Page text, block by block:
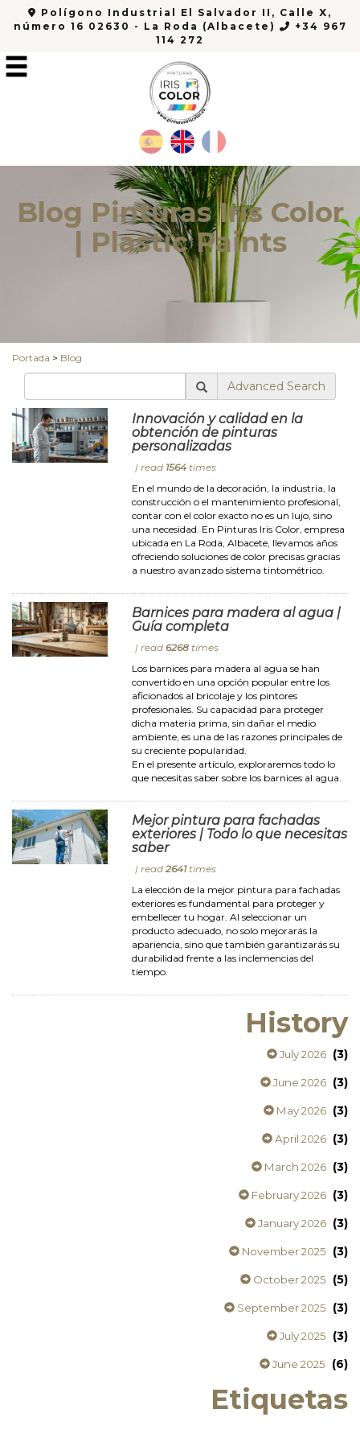
Polígono Industrial El Salvador II, Calle X,
número 16 02630 - La Roda (Albacete)
+34 967
114 272
Blog Pinturas Iris Color
| Plastic Paints
Portada > Blog
Advanced Search
Innovación y calidad en la
obtención de pinturas
personalizadas
| read 1564 times
En el mundo de la decoración, la industria, la
construcción o el mantenimiento profesional,
contar con el color exacto no es un lujo, sino
una necesidad. En Pinturas Iris Color, empresa
ubicada en La Roda, Albacete, llevamos años
ofreciendo soluciones de color precisas gracias
a nuestro avanzado sistema tintométrico.
Barnices para madera al agua |
Guía completa
| read6268 times
Los barnices para madera al agua se han
convertido en una opción popular entre los
aficionados al bricolaje y los pintores
profesionales. Su capacidad para proteger
dicha materia prima, sin dañar el medio
ambiente, es una de las razones principales de
su creciente popularidad.
En el presente artículo, exploraremos todo lo
que necesitas saber sobre los barnices al agua.
Mejor pintura para fachadas
exteriores | Todo lo que necesitas
saber
| read2641times
La elección de la mejor pintura para fachadas
exteriores es fundamental para proteger y
embellecer tu hogar. Al seleccionar un
producto adecuado, no solo mejorarás la
apariencia, sino que también garantizarás su
durabilidad frente a las inclemencias del
tiempo.
History
July 2026 (3)
June 2026 (3)
May 2026 (3)
April 2026 (3)
March 2026 (3)
February 2026 (3)
January 2026 (3)
November 2025 (3)
October 2025 (5)
September 2025 (3)
July 2025 (3)
June 2025 (6)
Etiquetas